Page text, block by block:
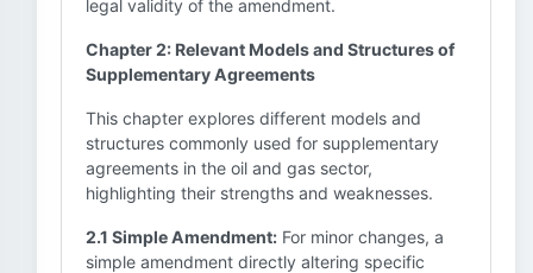
legal validity of the amendment.
Chapter 2: Relevant Models and Structures of
Supplementary Agreements
This chapter explores different models and
structures commonly used for supplementary
agreements in the oil and gas sector,
highlighting their strengths and weaknesses.
2.1 Simple Amendment: For minor changes, a
simple amendment directly altering specific